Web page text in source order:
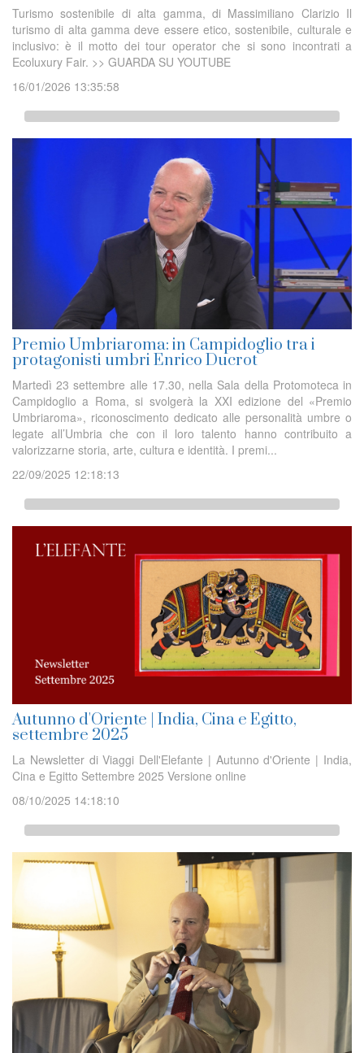
Turismo sostenibile di alta gamma, di Massimiliano Clarizio Il
turismo di alta gamma deve essere etico, sostenibile, culturale e
inclusivo: è il motto dei tour operator che si sono incontrati a
Ecoluxury Fair. >> GUARDA SU YOUTUBE
16/01/2026 13:35:58
Premio Umbriaroma: in Campidoglio tra i
protagonisti umbri Enrico Ducrot
Martedì 23 settembre alle 17.30, nella Sala della Protomoteca in
Campidoglio a Roma, si svolgerà la XXI edizione del «Premio
Umbriaroma», riconoscimento dedicato alle personalità umbre o
legate all’Umbria che con il loro talento hanno contribuito a
valorizzarne storia, arte, cultura e identità. I premi...
22/09/2025 12:18:13
Autunno d'Oriente | India, Cina e Egitto,
settembre 2025
La Newsletter di Viaggi Dell'Elefante | Autunno d'Oriente | India,
Cina e Egitto Settembre 2025 Versione online
08/10/2025 14:18:10